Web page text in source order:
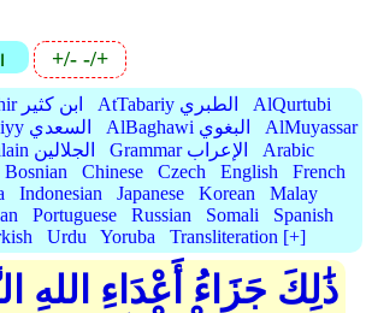
+/--/+
IbnKathir ابن كثير AtTabariy الطبري
AlQurtubi
AsSaadiyy السعدي AlBaghawi البغوي
AlMuyassar
AlJalalain الجلالين Grammar الإعراب
Arabic
Bosnian Chinese Czech English
French
Indonesian Japanese Korean
Malay
Portuguese Russian Somali
Spanish
Urdu Yoruba Transliteration [+]
ذَٰلِكَ جَزَاءُ أَعْدَاءِ اللهِ